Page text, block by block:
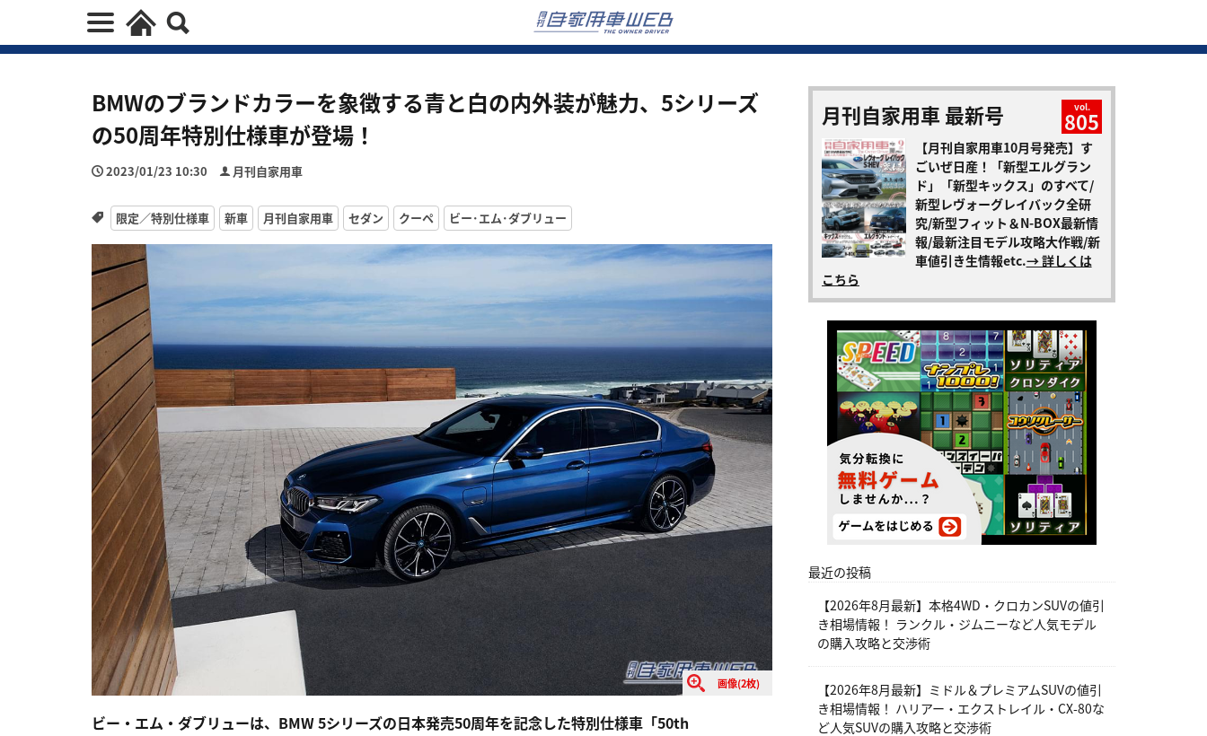
BMWのブランドカラーを象徴する青と白の内外装が魅力、5シリーズ
の50周年特別仕様車が登場！
2023/01/23 10:30 月刊自家用車
限定／特別仕様車 新車 月刊自家用車 セダン クーペ ビー･エム･ダブリュー
画像(2枚)
ビー・エム・ダブリューは、BMW 5シリーズの日本発売50周年を記念した特別仕様車「50th
月刊自家用車 最新号 vol.
805
【月刊自家用車10月号発売】す
ごいぜ日産！「新型エルグラン
ド」「新型キックス」のすべて/
新型レヴォーグレイバック全研
究/新型フィット＆N-BOX最新情
報/最新注目モデル攻略大作戦/新
車値引き生情報etc.→ 詳しくは
こちら
最近の投稿
【2026年8月最新】本格4WD・クロカンSUVの値引
き相場情報！ ランクル・ジムニーなど人気モデル
の購入攻略と交渉術
【2026年8月最新】ミドル＆プレミアムSUVの値引
き相場情報！ ハリアー・エクストレイル・CX-80な
ど人気SUVの購入攻略と交渉術